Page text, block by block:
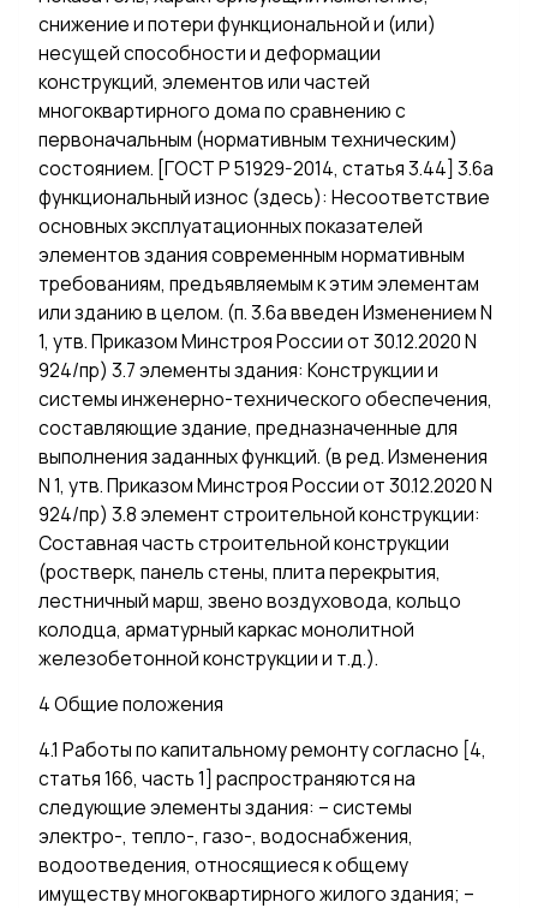
снижение и потери функциональной и (или)
несущей способности и деформации
конструкций, элементов или частей
многоквартирного дома по сравнению с
первоначальным (нормативным техническим)
состоянием. [ГОСТ Р 51929-2014, статья 3.44] 3.6а
функциональный износ (здесь): Несоответствие
основных эксплуатационных показателей
элементов здания современным нормативным
требованиям, предъявляемым к этим элементам
или зданию в целом. (п. 3.6а введен Изменением N
1, утв. Приказом Минстроя России от 30.12.2020 N
924/пр) 3.7 элементы здания: Конструкции и
системы инженерно-технического обеспечения,
составляющие здание, предназначенные для
выполнения заданных функций. (в ред. Изменения
N 1, утв. Приказом Минстроя России от 30.12.2020 N
924/пр) 3.8 элемент строительной конструкции:
Составная часть строительной конструкции
(ростверк, панель стены, плита перекрытия,
лестничный марш, звено воздуховода, кольцо
колодца, арматурный каркас монолитной
железобетонной конструкции и т.д.).
4 Общие положения
4.1 Работы по капитальному ремонту согласно [4,
статья 166, часть 1] распространяются на
следующие элементы здания: – системы
электро-, тепло-, газо-, водоснабжения,
водоотведения, относящиеся к общему
имуществу многоквартирного жилого здания; –